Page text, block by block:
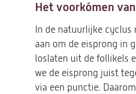
Het voorkómen
In de natuurlijke
aan om de eisprong in
loslaten uit de follikels
we de eisprong juist
via een punctie.